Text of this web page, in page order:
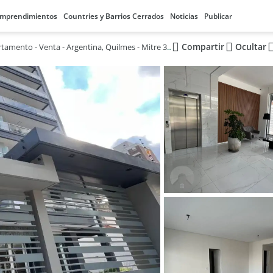
Countries y Barrios Cerrados Noticias Publicar
Departamento - Venta - Argentina, Quilmes - Mitre 300 Compartir Ocultar